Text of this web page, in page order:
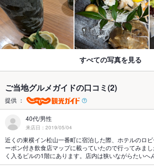
すべての写真を見る
ご当地グルメガイドの口コミ(2)
提供 ：
40代/男性
来店日：2019/05/04
近くの東横イン松山一番町に宿泊した際、ホテルのロ
ーポン付き飲食店マップに載っていたので行ってみま
く入るビルの1階にあります。店内は狭いながらたい